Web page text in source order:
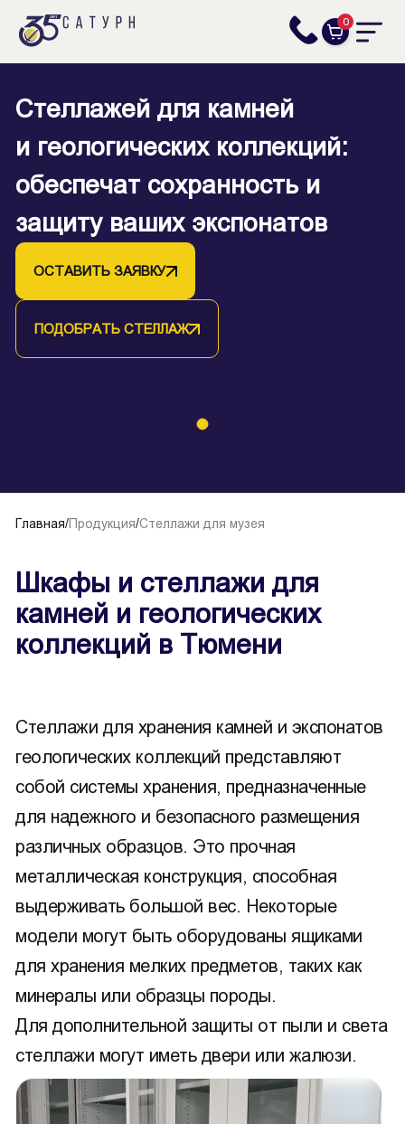
0
Стеллажей для камней
и геологических коллекций:
обеспечат сохранность и
защиту ваших экспонатов
ОСТАВИТЬ ЗАЯВКУ
ПОДОБРАТЬ СТЕЛЛАЖ
Главная/Продукция/Стеллажи для музея
Шкафы и стеллажи для
камней и геологических
коллекций в Тюмени
Стеллажи для хранения камней и экспонатов
геологических коллекций представляют
собой системы хранения, предназначенные
для надежного и безопасного размещения
различных образцов. Это прочная
металлическая конструкция, способная
выдерживать большой вес. Некоторые
модели могут быть оборудованы ящиками
для хранения мелких предметов, таких как
минералы или образцы породы.
Для дополнительной защиты от пыли и света
стеллажи могут иметь двери или жалюзи.